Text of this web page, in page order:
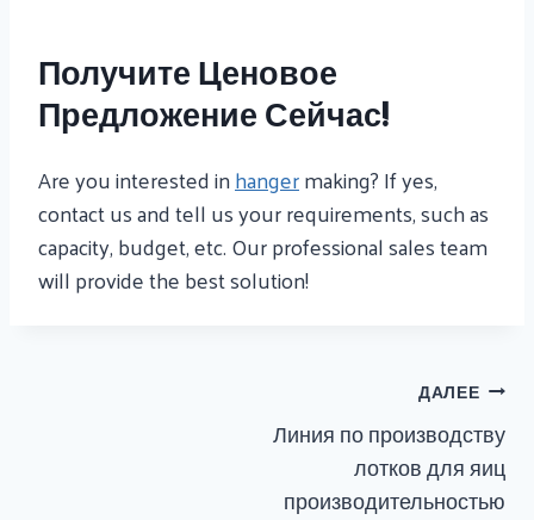
Получите Ценовое
Предложение Сейчас!
Are you interested inhangermaking? If yes,
contact us and tell us your requirements, such as
capacity, budget, etc. Our professional sales team
will provide the best solution!
ДАЛЕЕ
Линия по производству
лотков для яиц
производительностью